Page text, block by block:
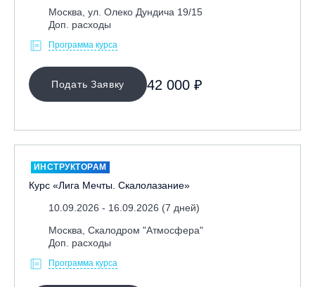
Москва, ул. Олеко Дундича 19/15
Доп. расходы
Программа курса
Подать Заявку 42 000 ₽
ИНСТРУКТОРАМ
Курс «Лига Мечты. Скалолазание»
10.09.2026 - 16.09.2026 (7 дней)
Москва, Скалодром "Атмосфера"
Доп. расходы
Программа курса